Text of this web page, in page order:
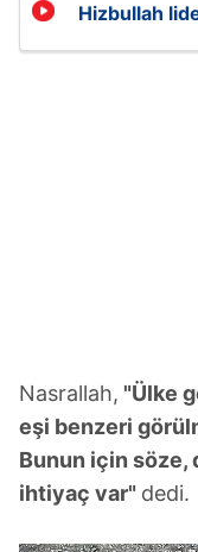
Hizbullah
Nasrallah, "Ülke
eşi benzeri
Bunun için söze,
ihtiyaç var" dedi.